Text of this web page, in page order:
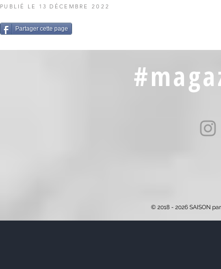
PUBLIÉ LE 13 DÉCEMBRE 2022
Partager cette page
© 2018 - 2026 SAISON